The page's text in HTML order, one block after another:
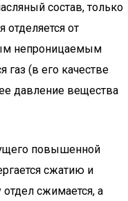
состав, только
отделяется от
непроницаемым
газ (в его качестве
давление вещества
повышенной
сжатию и
сжимается, а